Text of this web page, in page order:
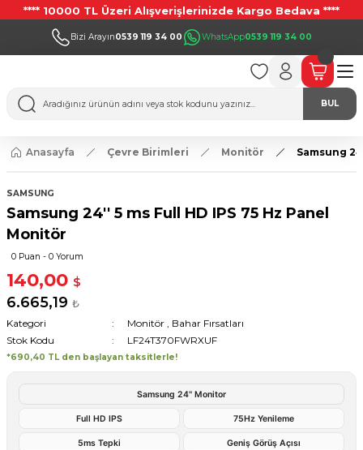
**** 10000 TL Üzeri Alışverişlerinizde Kargo Bedava ****
Bizi Arayın0539 119 34 00 WhatsApp0539 119 34 00
BUL
Anasayfa Çevre Birimleri Monitör Samsung
SAMSUNG
Samsung 24'' 5 ms Full HD IPS 75 Hz Panel
Monitör
0 Puan - 0 Yorum
140,00 $
6.665,19 ₺
Kategori
Monitör , Bahar Fırsatları
Stok Kodu
LF24T370FWRXUF
*690,40 TL den başlayan taksitlerle!
Samsung 24'' Monitor
Full HD IPS 75Hz Yenileme
5ms Tepki Geniş Görüş Açısı